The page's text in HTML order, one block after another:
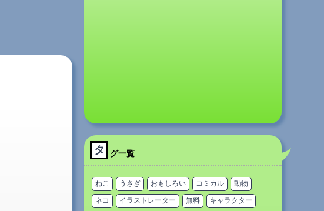
タ グ一覧
ねこ うさぎ おもしろい コミカル 動物
ネコ イラストレーター 無料 キャラクター